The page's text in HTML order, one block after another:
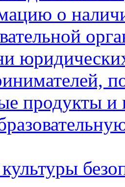
о
продукты и